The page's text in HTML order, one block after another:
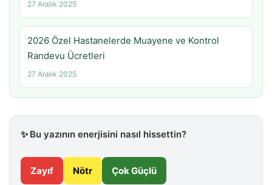
27 Aralık 2025
2026 Özel Hastanelerde Muayene ve Kontrol
Randevu Ücretleri
27 Aralık 2025
✨Bu yazının enerjisini nasıl hissettin?
Zayıf Nötr Çok Güçlü